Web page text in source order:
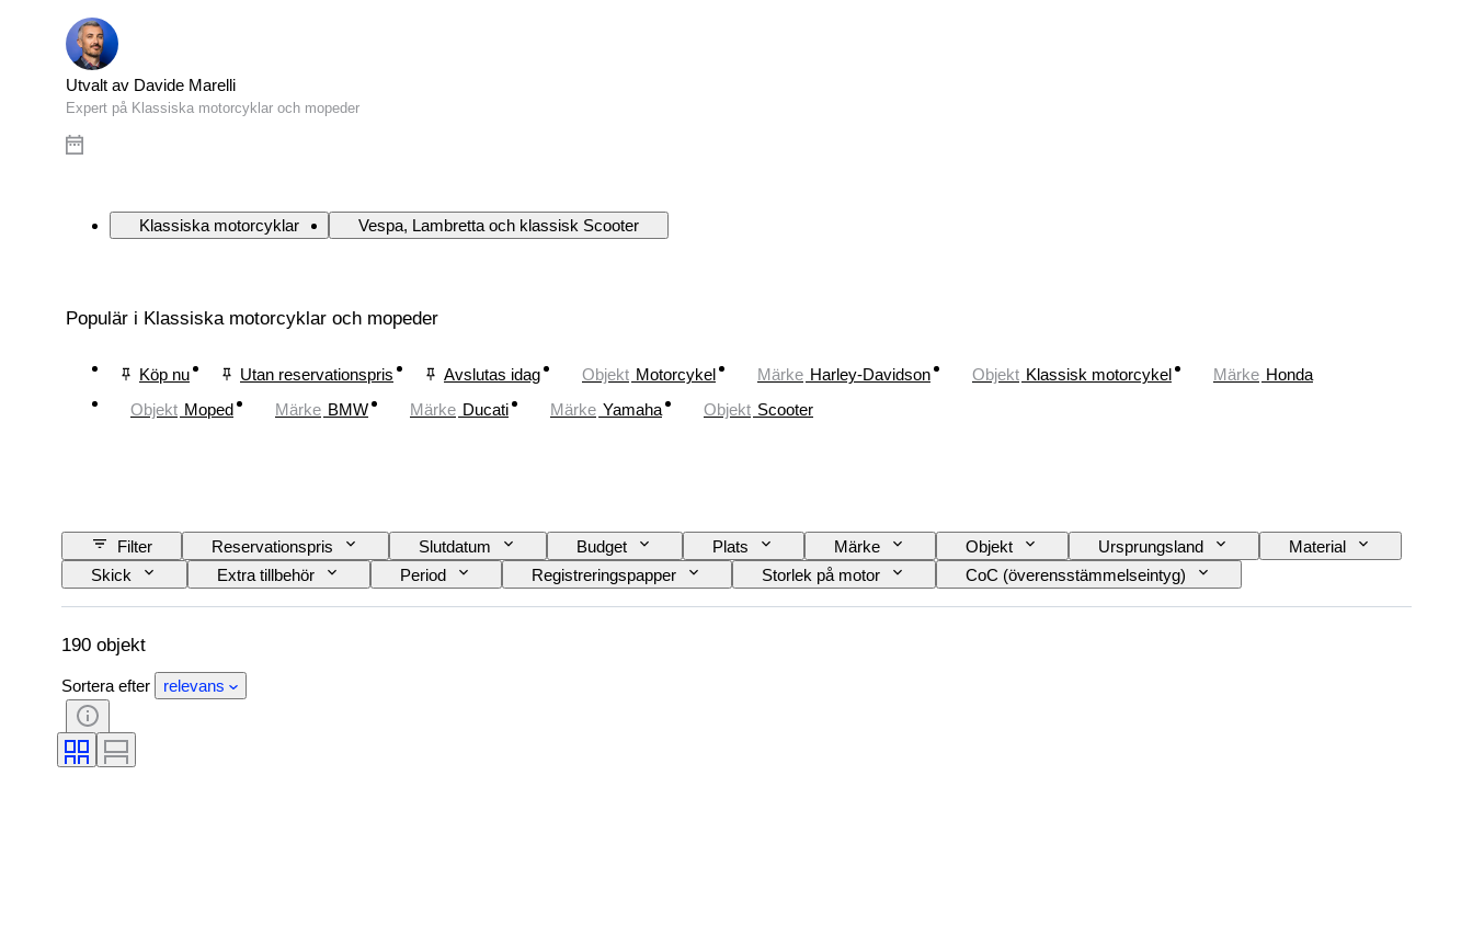
Utvalt av Davide Marelli
Expert på Klassiska motorcyklar och mopeder
Klassiska motorcyklar Vespa, Lambretta och klassisk Scooter
Populär i Klassiska motorcyklar och mopeder
Köp nu Utan reservationspris Avslutas idag Objekt Motorcykel Märke Harley-Davidson Objekt Klassisk motorcykel Märke Honda
Objekt Moped Märke BMW Märke Ducati Märke Yamaha Objekt Scooter
Filter Reservationspris Slutdatum Budget Plats Märke Objekt Ursprungsland
Material
Skick
Extra tillbehör Period Registreringspapper Storlek på motor
CoC (överensstämmelseintyg)
Original / kopia
190 objekt
Sortera efter relevans